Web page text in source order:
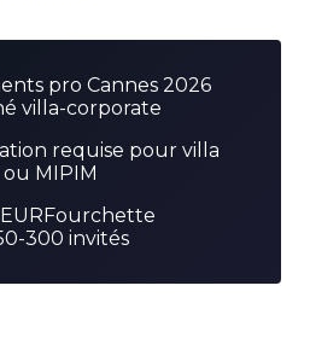
pro Cannes 2026
villa-corporate
requise pour villa
MIPIM
Fourchette
300 invités